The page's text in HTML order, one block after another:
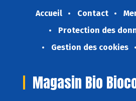
Accueil Contact
Protection des
Gestion des cookies
Magasin Bio